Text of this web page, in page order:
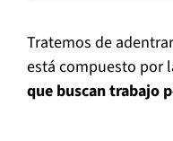
Tratemos de
está compuesto por
que buscan trabajo